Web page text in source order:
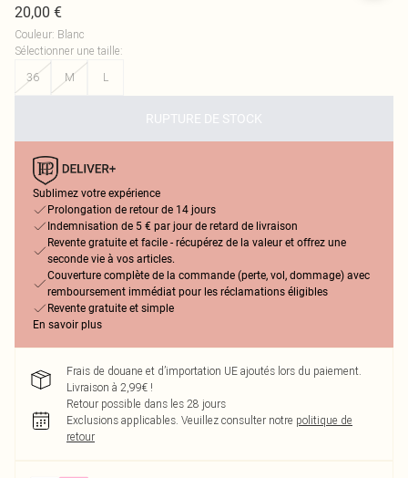
20,00 €
Couleur: Blanc
Sélectionner une taille:
36
M L
RUPTURE DE STOCK
Sublimez votre expérience
Prolongation de retour de 14 jours
Indemnisation de 5 € par jour de retard de livraison
Revente gratuite et facile - récupérez de la valeur et offrez une
seconde vie à vos articles.
Couverture complète de la commande (perte, vol, dommage) avec
remboursement immédiat pour les réclamations éligibles
Revente gratuite et simple
En savoir plus
Frais de douane et d’importation UE ajoutés lors du paiement.
Livraison à 2,99€ !
Retour possible dans les 28 jours
Exclusions applicables. Veuillez consulter notre politique de
retour